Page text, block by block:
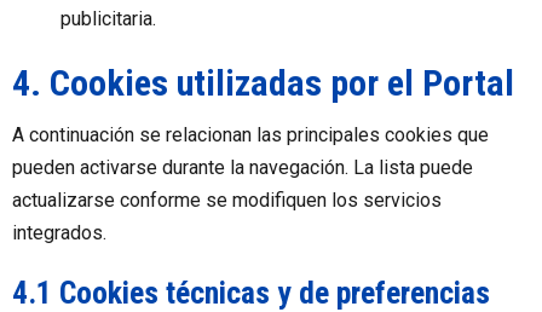
publicitaria.
4. Cookies utilizadas por el Portal
A continuación se relacionan las principales cookies que
pueden activarse durante la navegación. La lista puede
actualizarse conforme se modifiquen los servicios
integrados.
4.1 Cookies técnicas y de preferencias